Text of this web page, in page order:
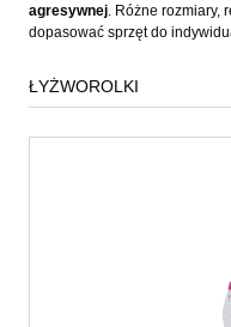
agresywnej. Różne rozmiary,
dopasować sprzęt do
ŁYŻWOROLKI